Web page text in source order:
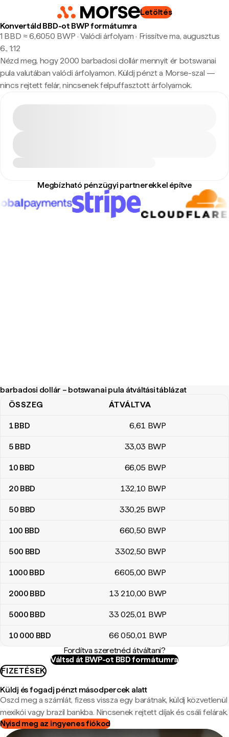
Letöltés
Konvertáld BBD-ot BWP formátumra
1 BBD ≈ 6,6050 BWP · Valódi árfolyam · Frissítve ma, augusztus
6., 1:12
Nézd meg, hogy 2000 barbadosi dollár mennyit ér botswanai
pula valutában valódi árfolyamon. Küldj pénzt a Morse-szal —
nincs rejtett felár, nincsenek felpuffasztott árfolyamok.
Megbízható pénzügyi partnerekkel építve
barbadosi dollár – botswanai pula átváltási táblázat
barbadosi dollár – botswanai pula átváltási táblázat
ÖSSZEG ÁTVÁLTVA
1BBD 6,61 BWP
5 BBD 33,03 BWP
10 BBD 66,05 BWP
20 BBD 132,10 BWP
50 BBD 330,25 BWP
100 BBD 660,50 BWP
500 BBD 3302,50 BWP
1000 BBD 6605,00 BWP
2000 BBD 13 210,00 BWP
5000 BBD 33 025,01 BWP
10 000 BBD 66 050,01 BWP
Fordítva szeretnéd átváltani?
Váltsd át BWP-ot BBD formátumra
FIZETÉSEK
Küldj és fogadj pénzt másodpercek alatt
Oszd meg a számlát, fizess vissza egy barátnak, küldj közvetlenül
mexikói vagy brazil bankba. Nincsenek rejtett díjak és csáli felárak.
Nyisd meg az ingyenes fiókod